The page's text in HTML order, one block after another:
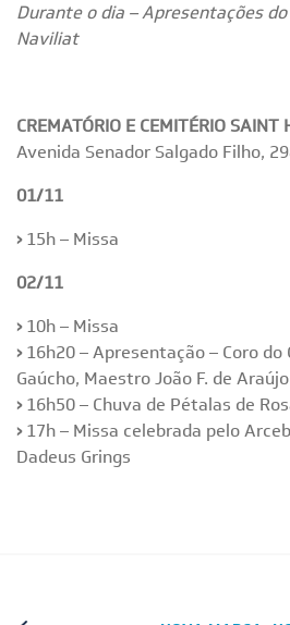
Durante o dia – Apresentações
Naviliat
CREMATÓRIO E CEMITÉRIO SAINT
Avenida Senador Salgado Filho,
01/11
›15h – Missa
02/11
›10h – Missa
›16h20 – Apresentação – Coro
Gaúcho, Maestro João F. de Araújo
›16h50 – Chuva de Pétalas de
›17h – Missa celebrada pelo
Dadeus Grings